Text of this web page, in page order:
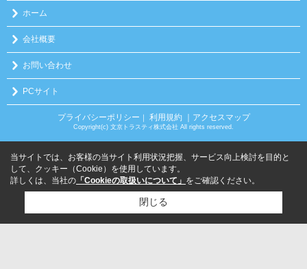
ホーム
会社概要
お問い合わせ
PCサイト
プライバシーポリシー ｜ 利用規約 ｜アクセスマップ
Copyright(c) 文京トラスティ株式会社 All rights reserved.
当サイトでは、お客様の当サイト利用状況把握、サービス向上検討を目的と
して、クッキー（Cookie）を使用しています。
詳しくは、当社の 「Cookieの取扱いについて」 をご確認ください。
閉じる